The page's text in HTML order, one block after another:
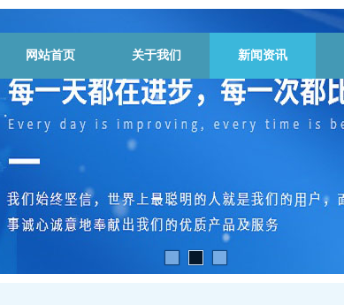
网站首页 关于我们 新闻资讯